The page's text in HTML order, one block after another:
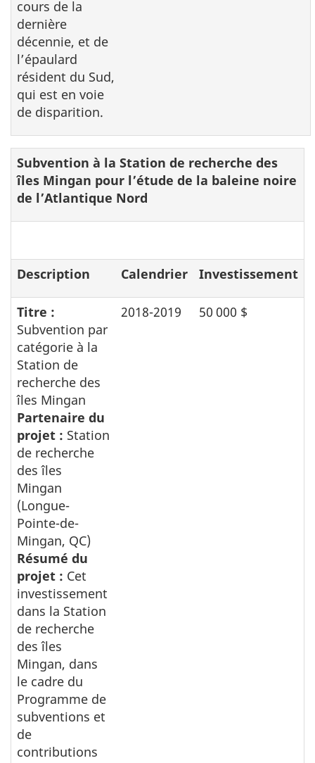
cours de la
dernière
décennie, et de
l’épaulard
résident du Sud,
qui est en voie
de disparition.
Subvention à la Station de recherche des
îles Mingan pour l’étude de la baleine noire
de l’Atlantique Nord
Description Calendrier Investissement
Titre :
Subvention par
catégorie à la
Station de
recherche des
îles Mingan
Partenaire du
projet : Station
de recherche
des îles
Mingan
(Longue-
Pointe-de-
Mingan, QC)
Résumé du
projet : Cet
investissement
dans la Station
de recherche
des îles
Mingan, dans
le cadre du
Programme de
subventions et
de
contributions
2018-2019 50 000 $